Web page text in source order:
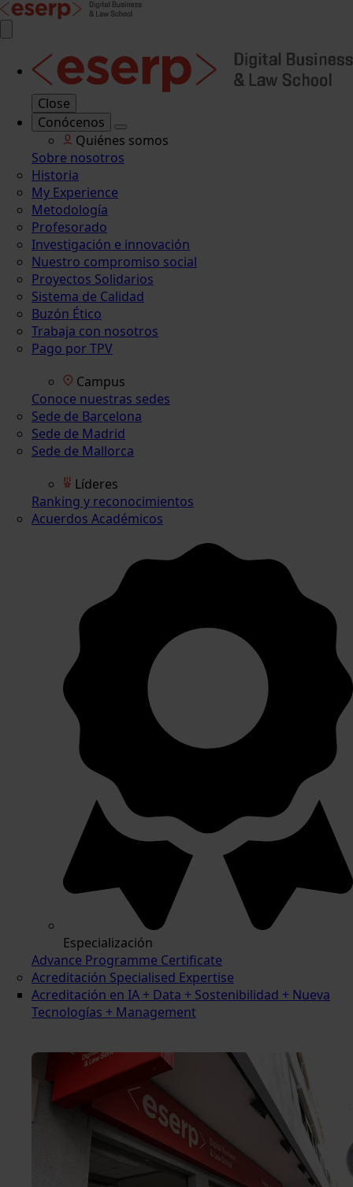
Close
Conócenos
Quiénes somos
Sobre nosotros
Historia
My Experience
Metodología
Profesorado
Investigación e innovación
Nuestro compromiso social
Proyectos Solidarios
Sistema de Calidad
Buzón Ético
Trabaja con nosotros
Pago por TPV
Campus
Conoce nuestras sedes
Sede de Barcelona
Sede de Madrid
Sede de Mallorca
Líderes
Ranking y reconocimientos
Acuerdos Académicos
Especialización
Advance Programme Certificate
Acreditación Specialised Expertise
Acreditación en IA + Data + Sostenibilidad + Nueva
Tecnologías + Management